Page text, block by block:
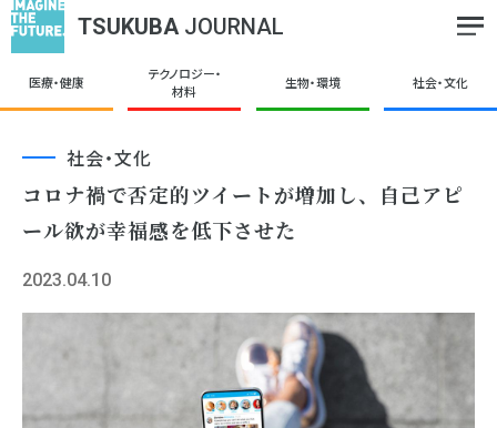
TSUKUBA JOURNAL
医療・健康
テクノロジー・
材料
生物・環境 社会・文化
社会・文化
コロナ禍で否定的ツイートが増加し、自己アピ
ール欲が幸福感を低下させた
2023.04.10